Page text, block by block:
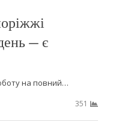
— є
на повний…
351